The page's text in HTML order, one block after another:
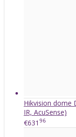
Hikvision dome
IR, AcuSense)
€631 96